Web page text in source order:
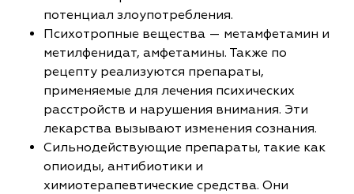
потенциал злоупотребления.
Психотропные вещества — метамфетамин и
метилфенидат, амфетамины. Также по
рецепту реализуются препараты,
применяемые для лечения психических
расстройств и нарушения внимания. Эти
лекарства вызывают изменения сознания.
Сильнодействующие препараты, такие как
опиоиды, антибиотики и
химиотерапевтические средства. Они